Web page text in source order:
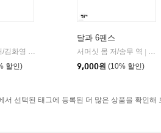
알베르 카뮈 저/김화영 역
할인)
달과 6펜스
서머싯 몸 저/송무 역
민
9,000원 (10% 할인)
서 선택된 태그에 등록된 더 많은 상품을 확인해